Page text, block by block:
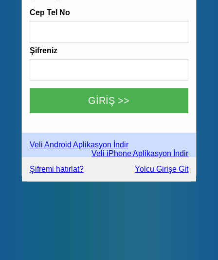
Cep Tel No
Şifreniz
Veli Android Aplikasyon İndir
Veli iPhone Aplikasyon İndir
Şifremi hatırlat?
Yolcu Girişe Git